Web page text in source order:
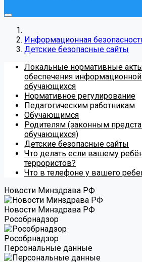
Информационная
Детские безопасные сайты
Локальные нормативные
обеспечения информационной
обучающихся
Нормативное регулирование
Педагогическим работникам
Обучающимся
Родителям (законным
обучающихся)
Детские безопасные сайты
Что делать если вашему
террористов?
Что в телефоне у вашего
Новости Минздрава РФ
Новости Минздрава РФ
Роcобрнадзор
Роcобрнадзор
Персональные данные